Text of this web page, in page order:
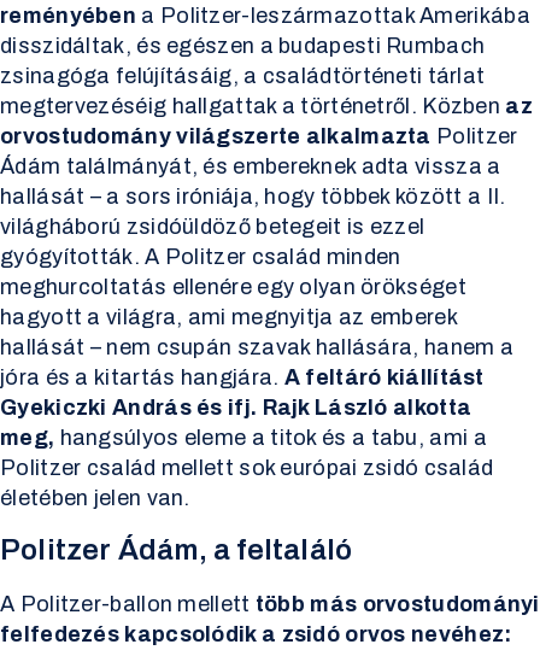
reményében a Politzer-leszármazottak Amerikába
disszidáltak, és egészen a budapesti Rumbach
zsinagóga felújításáig, a családtörténeti tárlat
megtervezéséig hallgattak a történetről. Közben az
orvostudomány világszerte alkalmazta Politzer
Ádám találmányát, és embereknek adta vissza a
hallását – a sors iróniája, hogy többek között a II.
világháború zsidóüldöző betegeit is ezzel
gyógyították. A Politzer család minden
meghurcoltatás ellenére egy olyan örökséget
hagyott a világra, ami megnyitja az emberek
hallását – nem csupán szavak hallására, hanem a
jóra és a kitartás hangjára. A feltáró kiállítást
Gyekiczki András és ifj. Rajk László alkotta
meg, hangsúlyos eleme a titok és a tabu, ami a
Politzer család mellett sok európai zsidó család
életében jelen van.
Politzer Ádám, a feltaláló
A Politzer-ballon mellett több más orvostudományi
felfedezés kapcsolódik a zsidó orvos nevéhez: